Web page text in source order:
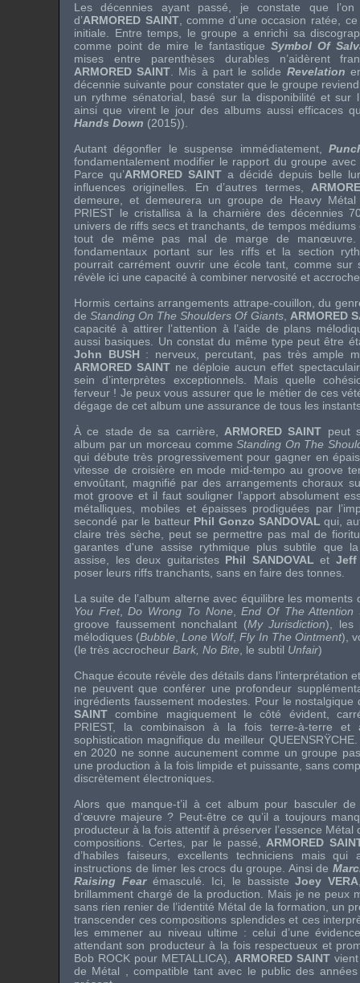
Les décennies ayant passé, je constate que
d’ARMORED SAINT, comme d’une occasion ratée,
initiale. Entre temps, le groupe a enrichi sa
comme point de mire le fantastique Symbol Of
mises entre parenthèses durables n’aidèrent
ARMORED SAINT . Mis à part le solide Revelation
décennie suivante pour constater que le groupe
un rythme sénatorial, basé sur la disponibilité et sur
ainsi que virent le jour des albums aussi efficaces
Hands Down (2015)).
Autant dégonfler le suspense immédiatement,
fondamentalement modifier le rapport du groupe
Parce qu’ARMORED SAINT a décidé depuis belle
influences originelles. En d’autres termes,
demeure, et demeurera un groupe de Heavy
PRIEST le cristallisa à la charnière des décennies
univers de riffs secs et tranchants, de tempos
tout de même pas mal de marge de manœuvre.
fondamentaux portant sur les riffs et la section
pourrait carrément ouvrir une école tant, comme sur
révèle ici une capacité à combiner nervosité et
Hormis certains arrangements attrape-couillon, du
deStanding On The Shoulders Of Giants, ARMORED
capacité à attirer l’attention à l’aide de plans
aussi basiques. Un constat du même type peut être
John BUSH : nerveux, percutant, pas très ample
ARMORED SAINT ne déploie aucun effet
sein d’interprètes exceptionnels. Mais quelle
ferveur ! Je peux vous assurer que le métier de ces
dégage de cet album une assurance de tous les
À ce stade de sa carrière, ARMORED SAINT peut
album par un morceau commeStanding On The
qui débute très progressivement pour gagner en
vitesse de croisière en mode mid-tempo au groove
envoûtant, magnifié par des arrangements choraux
mot groove et il faut souligner l’apport absolument
métalliques, mobiles et épaisses prodiguées par
secondé par le batteur Phil Gonzo SANDOVAL qui,
claire très sèche, peut se permettre pas mal de
garantes d'une assise rythmique plus subtile que
assise, les deux guitaristes Phil SANDOVAL et Jeff
poser leurs riffs tranchants, sans en faire des tonnes.
La suite de l’album alterne avec équilibre les moments
You Fret,Do Wrong To None ,End Of The Attention
groove faussement nonchalant (My Jurisdiction), les
mélodiques (Bubble ,Lone Wolf,Fly In The Ointment),
(le très accrocheur Bark, No Bite , le subtil Unfair)
Chaque écoute révèle des détails dans l’interprétation
ne peuvent que conférer une profondeur
ingrédients faussement modestes. Pour le
SAINT combine magiquement le côté évident,
PRIEST, la combinaison à la fois terre-à-terre et
sophistication magnifique du meilleur QUEENSRŸCHE.
en 2020 ne sonne aucunement comme un groupe
une production à la fois limpide et puissante, sans
discrètement électroniques.
Alors que manque-t’il à cet album pour basculer
d’œuvre majeure ? Peut-être ce qu’il a toujours
producteur à la fois attentif à préserver l’essence
compositions. Certes, par le passé, ARMORED
d’habiles faiseurs, excellents techniciens mais qui
instructions de limer les crocs du groupe. Ainsi de
Raising Fearémasculé. Ici, le bassisteJoey VERA
brillamment chargé de la production. Mais je ne peux
sans rien renier de l’identité Métal de la formation, un
transcender ces compositions splendides et ces
les emmener au niveau ultime : celui d’une
attendant son producteur à la fois respectueux et
Bob ROCK pour METALLICA), ARMORED SAINT
de Métal , compatible tant avec le public des